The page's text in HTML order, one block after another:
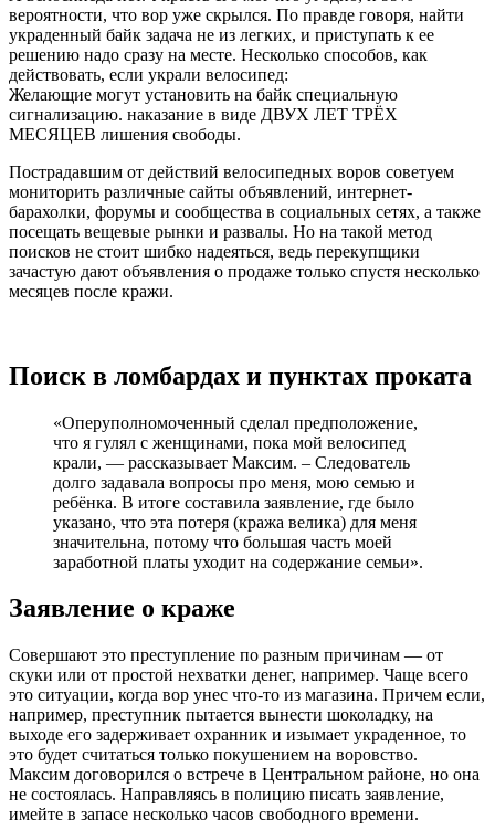
вероятности, что вор уже скрылся. По правде говоря, найти
украденный байк задача не из легких, и приступать к ее
решению надо сразу на месте. Несколько способов, как
действовать, если украли велосипед:
Желающие могут установить на байк специальную
сигнализацию. наказание в виде ДВУХ ЛЕТ ТРЁХ
МЕСЯЦЕВ лишения свободы.
Пострадавшим от действий велосипедных воров советуем
мониторить различные сайты объявлений, интернет-
барахолки, форумы и сообщества в социальных сетях, а также
посещать вещевые рынки и развалы. Но на такой метод
поисков не стоит шибко надеяться, ведь перекупщики
зачастую дают объявления о продаже только спустя несколько
месяцев после кражи.
Поиск в ломбардах и пунктах проката
«Оперуполномоченный сделал предположение,
что я гулял с женщинами, пока мой велосипед
крали, — рассказывает Максим. – Следователь
долго задавала вопросы про меня, мою семью и
ребёнка. В итоге составила заявление, где было
указано, что эта потеря (кража велика) для меня
значительна, потому что большая часть моей
заработной платы уходит на содержание семьи».
Заявление о краже
Совершают это преступление по разным причинам — от
скуки или от простой нехватки денег, например. Чаще всего
это ситуации, когда вор унес что-то из магазина. Причем если,
например, преступник пытается вынести шоколадку, на
выходе его задерживает охранник и изымает украденное, то
это будет считаться только покушением на воровство.
Максим договорился о встрече в Центральном районе, но она
не состоялась. Направляясь в полицию писать заявление,
имейте в запасе несколько часов свободного времени.